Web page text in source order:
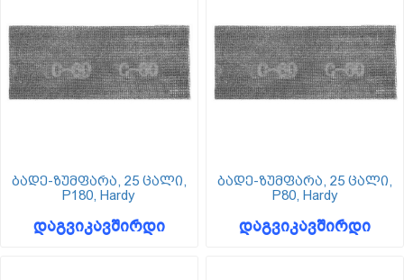
ბადე-ზუმფარა, 25 ცალი,
P180, Hardy
დაგვიკავშირდი
ბადე-ზუმფარა, 25 ცალი,
P80, Hardy
დაგვიკავშირდი